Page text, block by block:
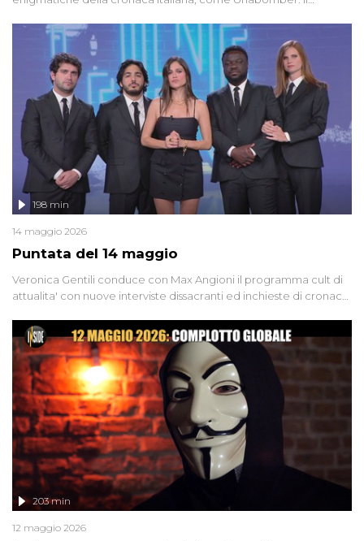
'90 e il 2000 che, inquietantemente, potrebbe essere ancora in
libertà. Lo speciale affronta inoltre le zone d'ombra sul Mostro di
Firenze, le cui responsabilità appaiono ancora oggi avvolte in un
groviglio di dubbi mai chiariti. Nel corso dello speciale anche
l'intervista inedita a Olindo Romano, realizzata ne...
Puntata del 14 maggio
198 min
14 maggio 2026
Veronica Gentili conduce con Max Angioni il programma cult di
attualita' con nuove interviste dissacranti ed inchieste di cronaca
203 min
12 maggio 2026